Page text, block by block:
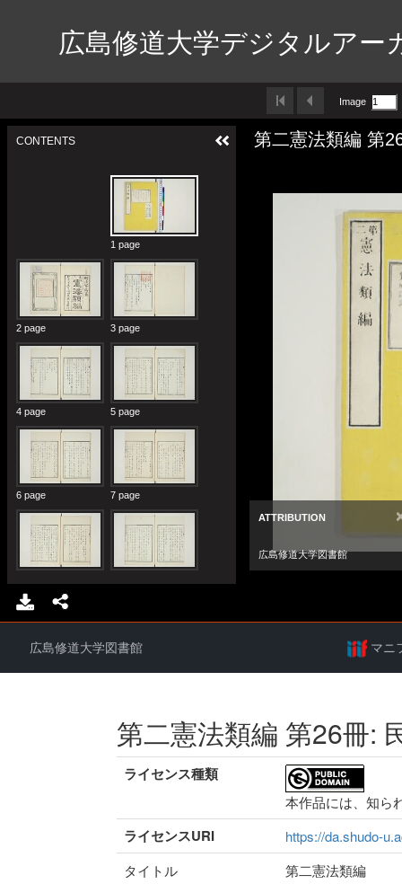
広島修道大学デジタルアー
広島修道大学図書館 マニ
第二憲法類編 第26冊:
ライセンス種類
本作品には、知ら
ライセンスURI
https://da.shudo-
タイトル
第二憲法類編